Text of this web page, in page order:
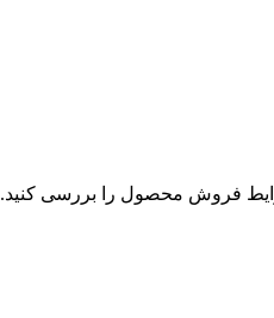
فروش محصول را بررسی کنید.